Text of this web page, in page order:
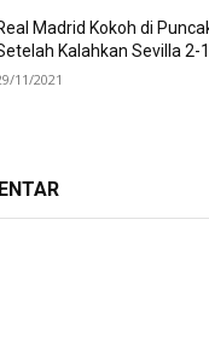
Madrid Kokoh di
Kalahkan Sevilla 2-1
11/2021